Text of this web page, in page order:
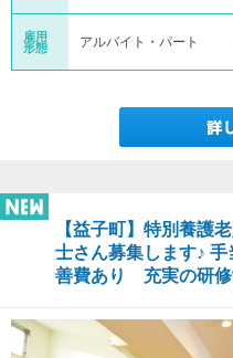
雇用
形態
アルバイト・パート
【益子町】特別養護
士さん募集します♪
善費あり 充実の研修